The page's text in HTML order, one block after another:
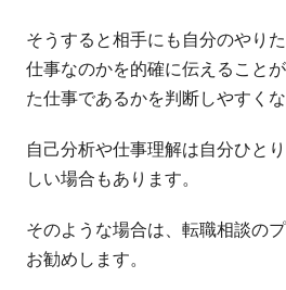
そうすると相手にも自分のやり
仕事なのかを的確に伝えること
た仕事であるかを判断しやすくな
自己分析や仕事理解は自分ひと
しい場合もあります。
そのような場合は、転職相談の
お勧めします。